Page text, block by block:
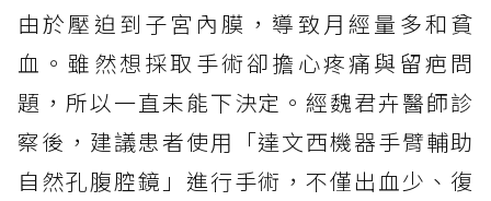
由於壓迫到子宮內膜，導致月經量多和貧
血。雖然想採取手術卻擔心疼痛與留疤問
題，所以一直未能下決定。經魏君卉醫師診
察後，建議患者使用「達文西機器手臂輔助
自然孔腹腔鏡」進行手術，不僅出血少、復